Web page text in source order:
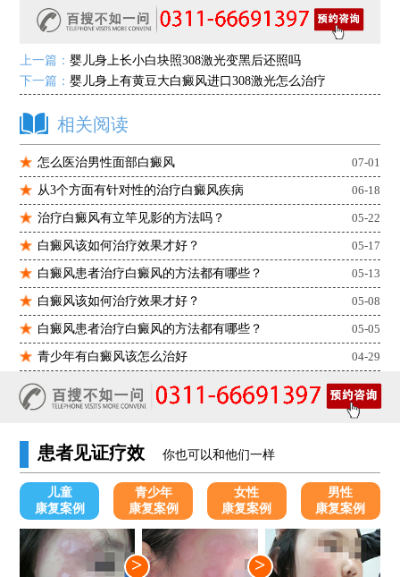
上一篇：婴儿身上长小白块照308激光变黑后还照吗
下一篇：婴儿身上有黄豆大白癜风进口308激光怎么治疗
相关阅读
怎么医治男性面部白癜风 07-01
从3个方面有针对性的治疗白癜风疾病 06-18
治疗白癜风有立竿见影的方法吗？ 05-22
白癜风该如何治疗效果才好？ 05-17
白癜风患者治疗白癜风的方法都有哪些？ 05-13
白癜风该如何治疗效果才好？ 05-08
白癜风患者治疗白癜风的方法都有哪些？ 05-05
青少年有白癜风该怎么治好 04-29
患者见证疗效 你也可以和他们一样
儿童
康复案例
青少年
康复案例
女性
康复案例
男性
康复案例
> >